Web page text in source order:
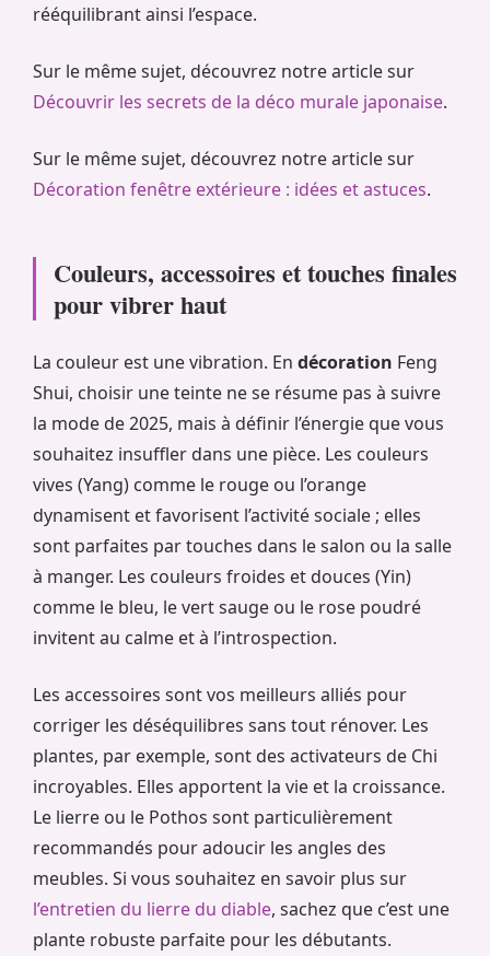
rééquilibrant ainsi l’espace.
Sur le même sujet, découvrez notre article sur
Découvrir les secrets de la déco murale japonaise.
Sur le même sujet, découvrez notre article sur
Décoration fenêtre extérieure : idées et astuces.
Couleurs, accessoires et touches finales
pour vibrer haut
La couleur est une vibration. En décoration Feng
Shui, choisir une teinte ne se résume pas à suivre
la mode de 2025, mais à définir l’énergie que vous
souhaitez insuffler dans une pièce. Les couleurs
vives (Yang) comme le rouge ou l’orange
dynamisent et favorisent l’activité sociale ; elles
sont parfaites par touches dans le salon ou la salle
à manger. Les couleurs froides et douces (Yin)
comme le bleu, le vert sauge ou le rose poudré
invitent au calme et à l’introspection.
Les accessoires sont vos meilleurs alliés pour
corriger les déséquilibres sans tout rénover. Les
plantes, par exemple, sont des activateurs de Chi
incroyables. Elles apportent la vie et la croissance.
Le lierre ou le Pothos sont particulièrement
recommandés pour adoucir les angles des
meubles. Si vous souhaitez en savoir plus sur
l’entretien du lierre du diable, sachez que c’est une
plante robuste parfaite pour les débutants.